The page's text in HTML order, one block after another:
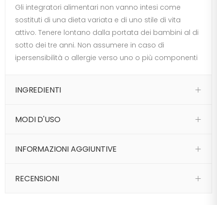
Gli integratori alimentari non vanno intesi come
sostituti di una dieta variata e di uno stile di vita
attivo. Tenere lontano dalla portata dei bambini al di
sotto dei tre anni. Non assumere in caso di
ipersensibilità o allergie verso uno o più componenti
INGREDIENTI
MODI D'USO
INFORMAZIONI AGGIUNTIVE
RECENSIONI